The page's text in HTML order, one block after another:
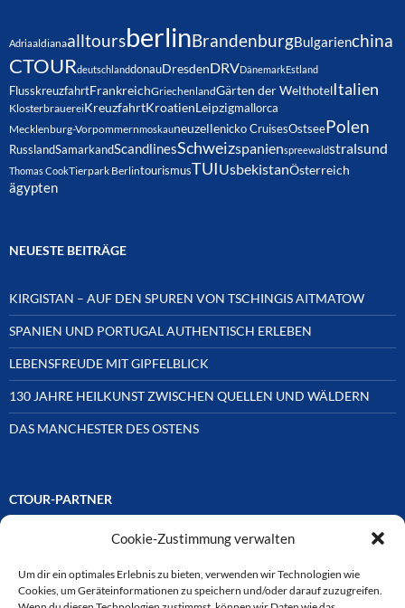
Cookie-Zustimmung verwalten
Um dir ein optimales Erlebnis zu bieten, verwenden wir Technologien wie
Cookies, um Geräteinformationen zu speichern und/oder darauf zuzugreifen.
AdriaaldianaalltoursberlinBrandenburgBulgarienchina
CTOURdeutschlanddonauDresdenDRVDänemarkEstland
FlusskreuzfahrtFrankreichGriechenlandGärten der WelthotelItalien
KlosterbrauereiKreuzfahrtKroatienLeipzigmallorca
Mecklenburg-Vorpommernmoskauneuzellenicko CruisesOstseePolen
RusslandSamarkandScandlinesSchweizspanienspreewaldstralsund
Thomas CookTierpark BerlintourismusTUIUsbekistanÖsterreich
ägypten
NEUESTE BEITRÄGE
KIRGISTAN – AUF DEN SPUREN VON TSCHINGIS AITMATOW
SPANIEN UND PORTUGAL AUTHENTISCH ERLEBEN
LEBENSFREUDE MIT GIPFELBLICK
130 JAHRE HEILKUNST ZWISCHEN QUELLEN UND WÄLDERN
DAS MANCHESTER DES OSTENS
CTOUR-PARTNER
Unsere Reisejournalisten-Vereinigung ist über Mitglieder und
ausgewählten Partnern der Medien- und Tourismusbranche
verbunden. Hier eine
Auswahl der Online-Plattformen: